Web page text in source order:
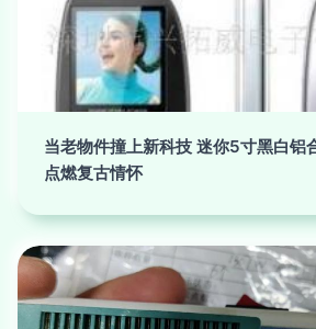
当老物件撞上新科技 迷你5寸黑白铝
点燃复古情怀